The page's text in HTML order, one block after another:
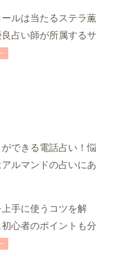
ルは当たるステラ薫
占い師が所属するサ
できる電話占い！悩
ルマンドの占いにあ
手に使うコツを解
心者のポイントも分